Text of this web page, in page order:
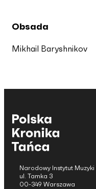
Obsada
Mikhail Baryshnikov
Narodowy Instytut
ul. Tamka 3
00-349 Warszawa